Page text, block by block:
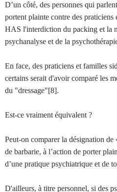
D’un côté, des personnes qui
portent plainte contre des praticiens
HAS l'interdiction du packing et la
psychanalyse et de la
En face, des praticiens et familles
certains serait d'avoir comparé les
du "dressage"[8].
Est-ce vraiment équivalent ?
Peut-on comparer la désignation de
de barbarie, à l’action de porter
d’une pratique psychiatrique et de
D'ailleurs, à titre personnel, si des